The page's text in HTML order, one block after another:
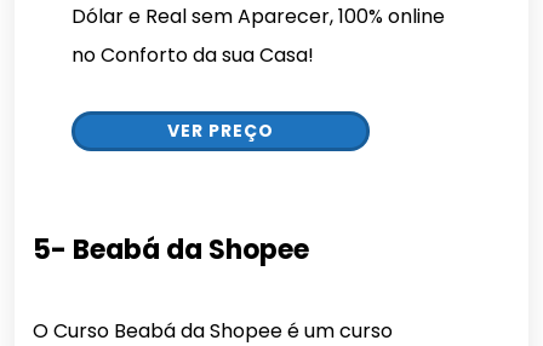
Dólar e Real sem Aparecer, 100% online
no Conforto da sua Casa!
VER PREÇO
5- Beabá da Shopee
O Curso Beabá da Shopee é um curso